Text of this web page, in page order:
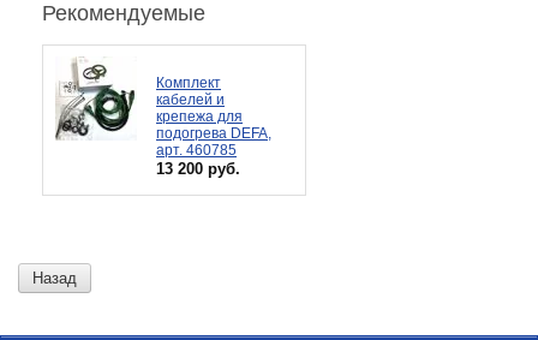
Рекомендуемые
Комплект
кабелей и
крепежа для
подогрева DEFA,
арт. 460785
13 200 руб.
Назад